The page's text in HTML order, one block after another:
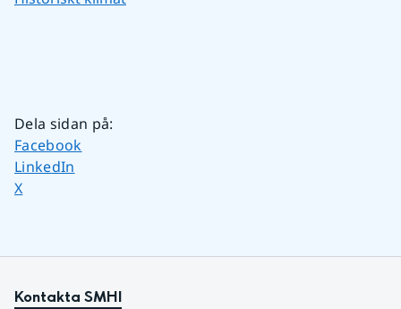
Dela sidan på:
Dela sidan på
Facebook
Dela sidan på
LinkedIn
Dela sidan på
X
Kontakta SMHI